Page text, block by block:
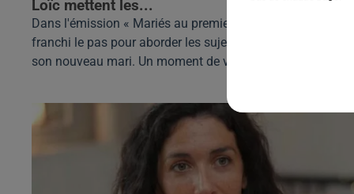
Loïc mettent les...
Dans l'émission « Mariés au premier regard », Ophélie a
franchi le pas pour aborder les sujets délicats avec Loïc,
son nouveau mari. Un moment de vérité qui...